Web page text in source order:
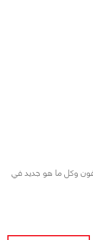
وكل ما هو جديد في